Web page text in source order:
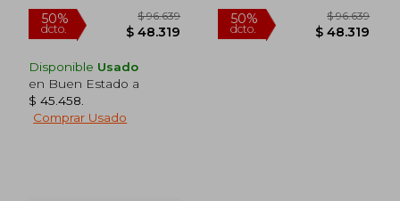
Disponible Usado
en Buen Estado a
$ 45.458
Comprar Usado